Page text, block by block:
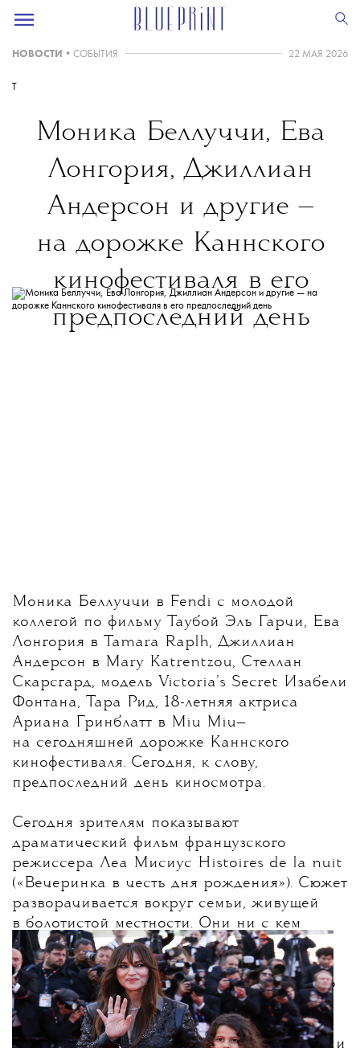
НОВОСТИ • СОБЫТИЯ 22 МАЯ 2026
T
Моника Беллуччи, Ева
Лонгория, Джиллиан
Андерсон и другие —
на дорожке Каннского
кинофестиваля в его
предпоследний день
Моника Беллуччи в Fendi с молодой
коллегой по фильму Таубой Эль Гарчи, Ева
Лонгория в Tamara Raplh, Джиллиан
Андерсон в Mary Katrentzou, Стеллан
Скарсгард, модель Victoria’s Secret Изабели
Фонтана, Тара Рид, 18-летняя актриса
Ариана Гринблатт в Miu Miu—
на сегодняшней дорожке Каннского
кинофестиваля. Сегодня, к слову,
предпоследний день киносмотра.
Сегодня зрителям показывают
драматический фильм французского
режиссера Леа Мисиус Histoires de la nuit
(«Вечеринка в честь дня рождения»). Сюжет
разворачивается вокруг семьи, живущей
в болотистой местности. Они ни с кем
не контактируют, кроме своего соседа.
В один момент они решают устроить
праздник по случаю дня рождения одного
из героев. В главных ролях — Моника
Беллуччи, Афсия Эрзи, Бенуа Мажимель,
Тауба Эль Гарчи, Бастьен Буйон, Поль Ами